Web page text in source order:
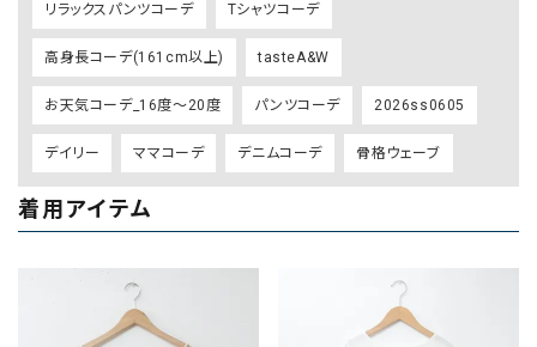
リラックスパンツコーデ Tシャツコーデ
高身長コーデ(161cm以上) tasteA&W
お天気コーデ_16度～20度 パンツコーデ 2026ss0605
デイリー ママコーデ デニムコーデ 骨格ウェーブ
着用アイテム